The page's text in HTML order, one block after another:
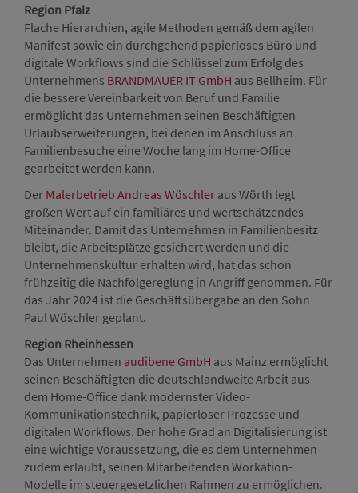
Region Pfalz
Flache Hierarchien, agile Methoden gemäß dem agilen
Manifest sowie ein durchgehend papierloses Büro und
digitale Workflows sind die Schlüssel zum Erfolg des
Unternehmens BRANDMAUER IT GmbH aus Bellheim. Für
die bessere Vereinbarkeit von Beruf und Familie
ermöglicht das Unternehmen seinen Beschäftigten
Urlaubserweiterungen, bei denen im Anschluss an
Familienbesuche eine Woche lang im Home-Office
gearbeitet werden kann.
Der Malerbetrieb Andreas Wöschler aus Wörth legt
großen Wert auf ein familiäres und wertschätzendes
Miteinander. Damit das Unternehmen in Familienbesitz
bleibt, die Arbeitsplätze gesichert werden und die
Unternehmenskultur erhalten wird, hat das schon
frühzeitig die Nachfolgereglung in Angriff genommen. Für
das Jahr 2024 ist die Geschäftsübergabe an den Sohn
Paul Wöschler geplant.
Region Rheinhessen
Das Unternehmen audibene GmbH aus Mainz ermöglicht
seinen Beschäftigten die deutschlandweite Arbeit aus
dem Home-Office dank modernster Video-
Kommunikationstechnik, papierloser Prozesse und
digitalen Workflows. Der hohe Grad an Digitalisierung ist
eine wichtige Voraussetzung, die es dem Unternehmen
zudem erlaubt, seinen Mitarbeitenden Workation-
Modelle im steuergesetzlichen Rahmen zu ermöglichen.